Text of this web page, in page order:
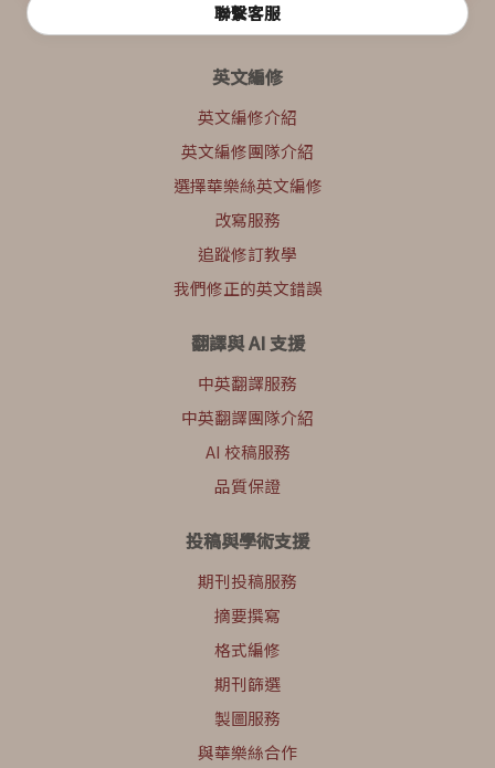
聯繫客服
英文編修
英文編修介紹
英文編修團隊介紹
選擇華樂絲英文編修
改寫服務
追蹤修訂教學
我們修正的英文錯誤
翻譯與 AI 支援
中英翻譯服務
中英翻譯團隊介紹
AI 校稿服務
品質保證
投稿與學術支援
期刊投稿服務
摘要撰寫
格式編修
期刊篩選
製圖服務
與華樂絲合作